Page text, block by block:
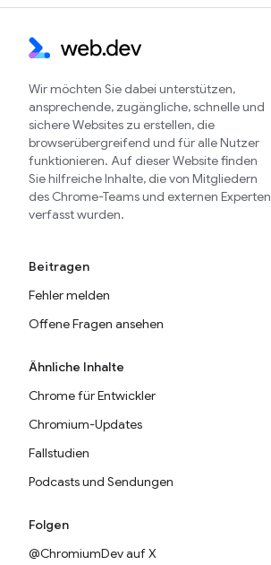
Wir möchten Sie dabei unterstützen,
ansprechende, zugängliche, schnelle und
sichere Websites zu erstellen, die
browserübergreifend und für alle Nutzer
funktionieren. Auf dieser Website finden
Sie hilfreiche Inhalte, die von Mitgliedern
des Chrome-Teams und externen Experten
verfasst wurden.
Beitragen
Fehler melden
Offene Fragen ansehen
Ähnliche Inhalte
Chrome für Entwickler
Chromium-Updates
Fallstudien
Podcasts und Sendungen
Folgen
@ChromiumDev auf X